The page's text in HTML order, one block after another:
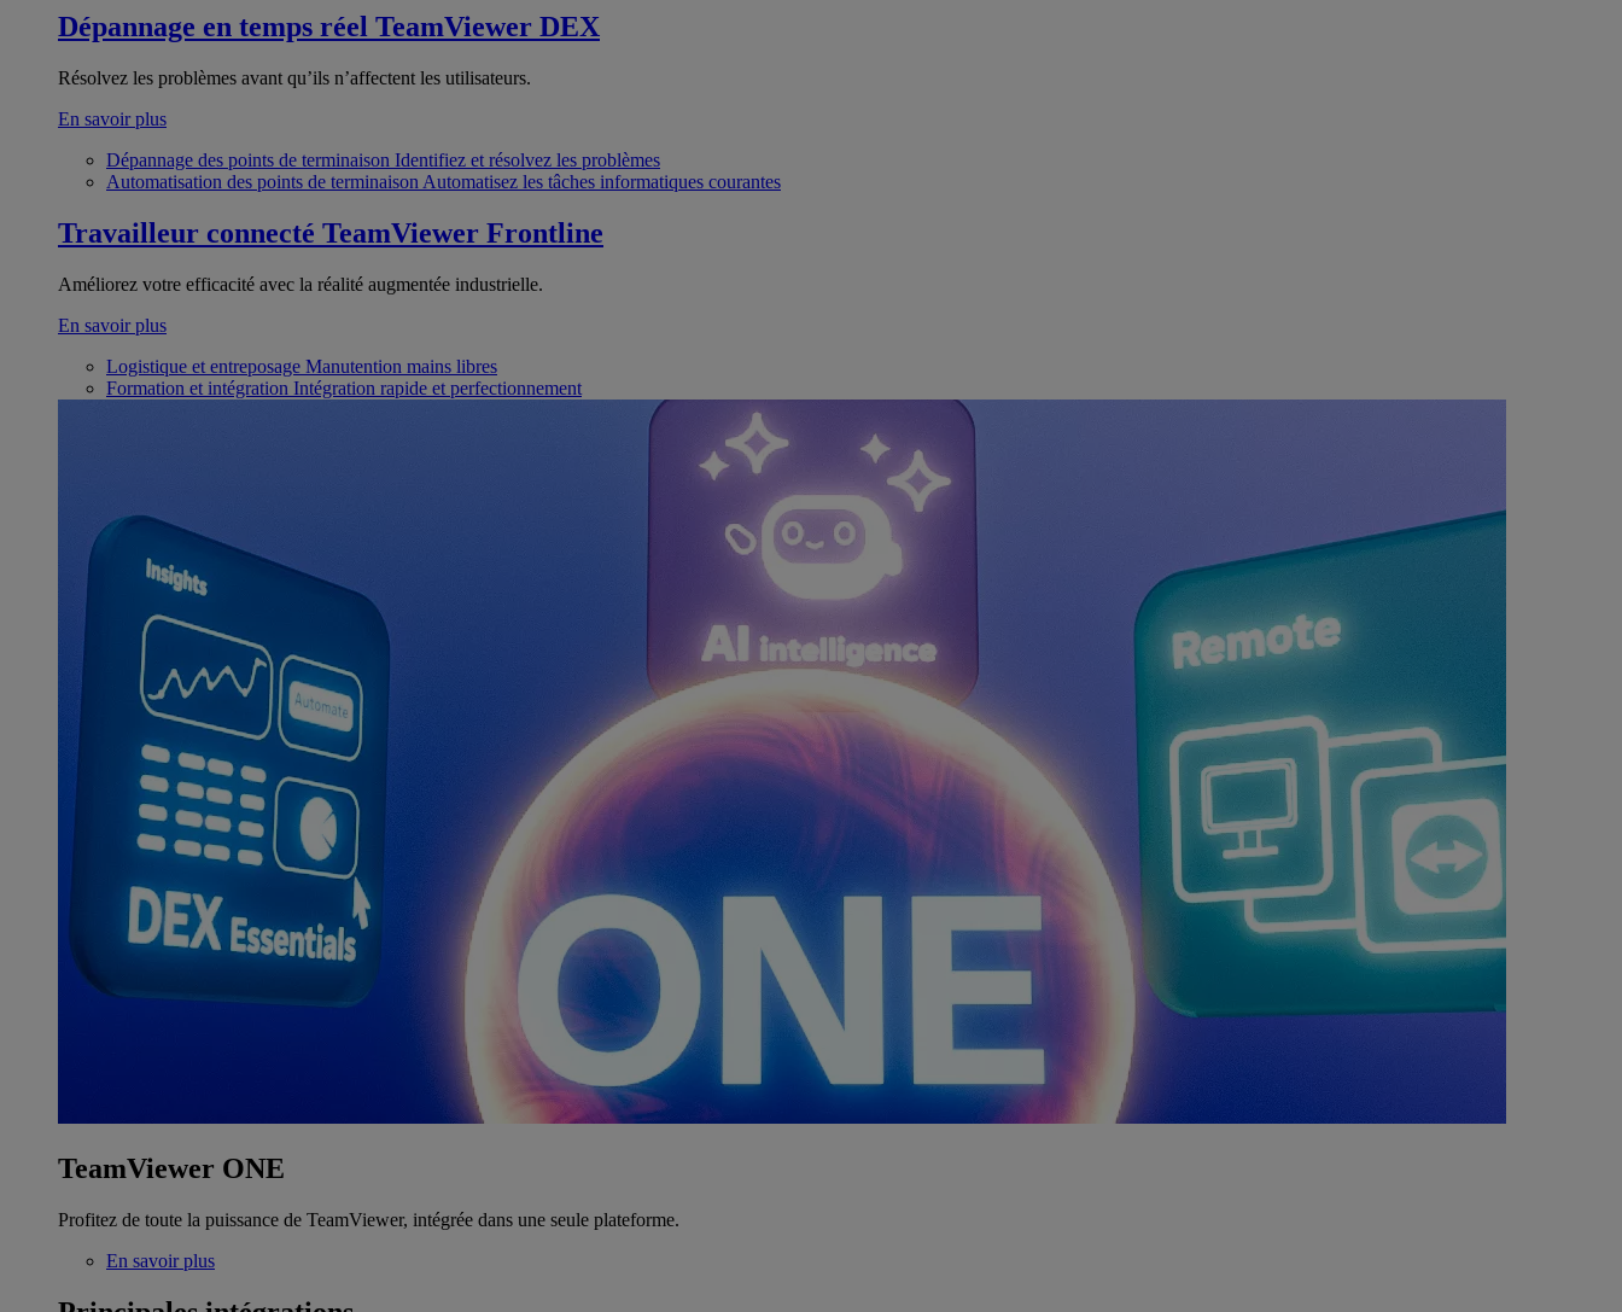
Dépannage en temps réel TeamViewer DEX
Résolvez les problèmes avant qu’ils n’affectent les utilisateurs.
En savoir plus
Dépannage des points de terminaison Identifiez et résolvez les problèmes
Automatisation des points de terminaison Automatisez les tâches informatiques courantes
Travailleur connecté TeamViewer Frontline
Améliorez votre efficacité avec la réalité augmentée industrielle.
En savoir plus
Logistique et entreposage Manutention mains libres
Formation et intégration Intégration rapide et perfectionnement
TeamViewer ONE
Profitez de toute la puissance de TeamViewer, intégrée dans une seule plateforme.
En savoir plus